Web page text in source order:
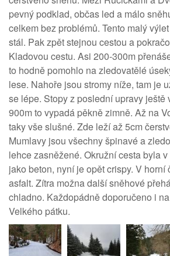
pevný podklad, občas led a málo
celkem bez problémů. Tento malý
stál. Pak zpět stejnou cestou a
Kladovou cestu. Asi 200-300m
to hodně pomohlo na zledovatělé
lese. Nahoře jsou stromy níže, tam je
se lépe. Stopy z poslední upravy ještě
900m to vypadá pěkně zimně. Až na
taky vše slušné. Zde leží až 5cm
Mumlavy jsou všechny špinavé a
lehce zasněžené. Okružní cesta byla
jako beton, nyní je opět crispy. V horní
asfalt. Zítra možna další sněhové
chladno. Každopádně doporučeno i
Velkého pátku.